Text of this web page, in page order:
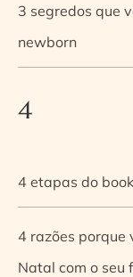
3 segredos que
newborn
4
4 etapas do
4 razões porque
Natal com o seu